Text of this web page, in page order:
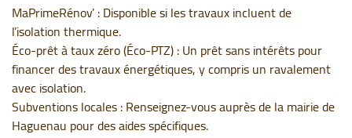
MaPrimeRénov’ : Disponible si les travaux incluent de
l’isolation thermique.
Éco-prêt à taux zéro (Éco-PTZ) : Un prêt sans intérêts pour
financer des travaux énergétiques, y compris un ravalement
avec isolation.
Subventions locales : Renseignez-vous auprès de la mairie de
Haguenau pour des aides spécifiques.